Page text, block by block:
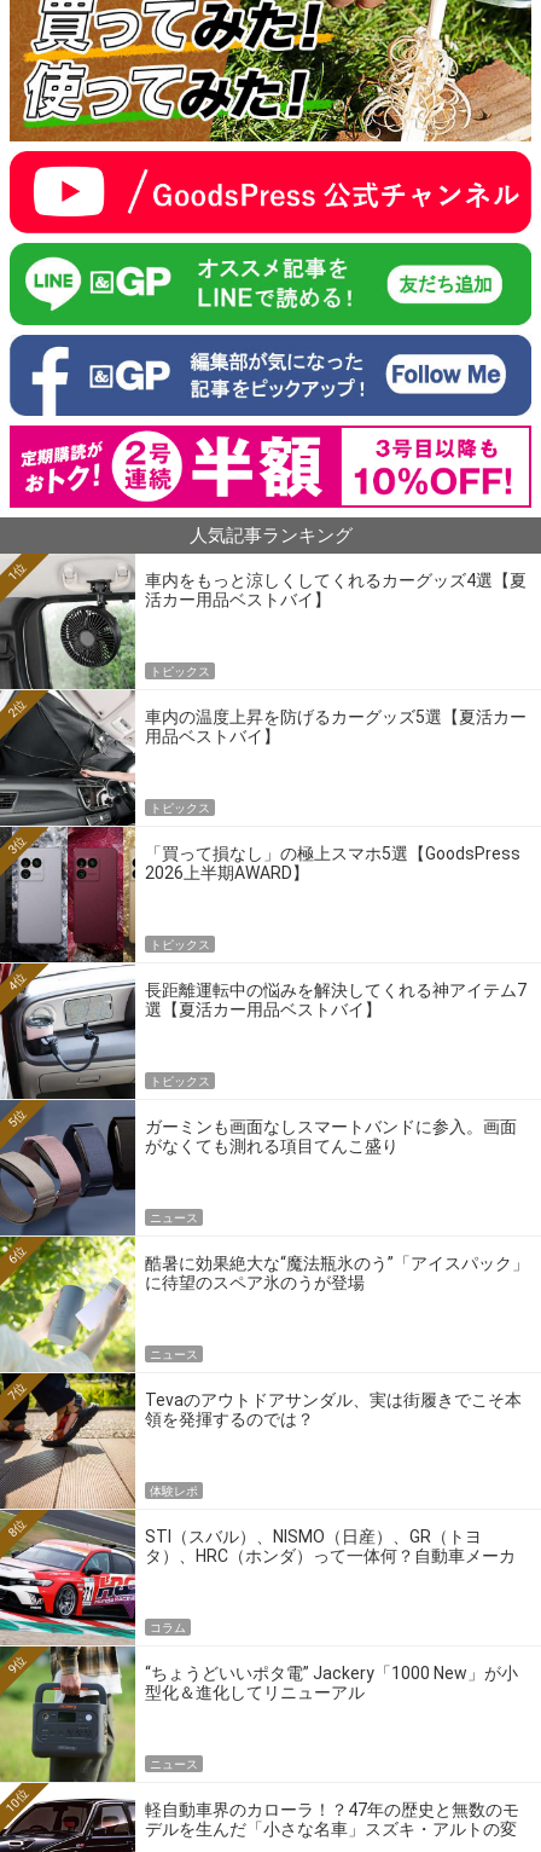
人気記事ランキング
車内をもっと涼しくしてくれるカーグッズ4選【夏
活カー用品ベストバイ】
1位
トピックス
車内の温度上昇を防げるカーグッズ5選【夏活カー
用品ベストバイ】
2位
トピックス
「買って損なし」の極上スマホ5選【GoodsPress
2026上半期AWARD】
3位
トピックス
長距離運転中の悩みを解決してくれる神アイテム7
選【夏活カー用品ベストバイ】
4位
トピックス
ガーミンも画面なしスマートバンドに参入。画面
がなくても測れる項目てんこ盛り
5位
ニュース
酷暑に効果絶大な“魔法瓶氷のう”「アイスパック」
に待望のスペア氷のうが登場
6位
ニュース
Tevaのアウトドアサンダル、実は街履きでこそ本
領を発揮するのでは？
7位
体験レポ
STI（スバル）、NISMO（日産）、GR（トヨ
タ）、HRC（ホンダ）って一体何？自動車メーカ
8位
コラム
“ちょうどいいポタ電” Jackery「1000 New」が小
型化＆進化してリニューアル
9位
ニュース
軽自動車界のカローラ！？47年の歴史と無数のモ
デルを生んだ「小さな名車」スズキ・アルトの変
10位